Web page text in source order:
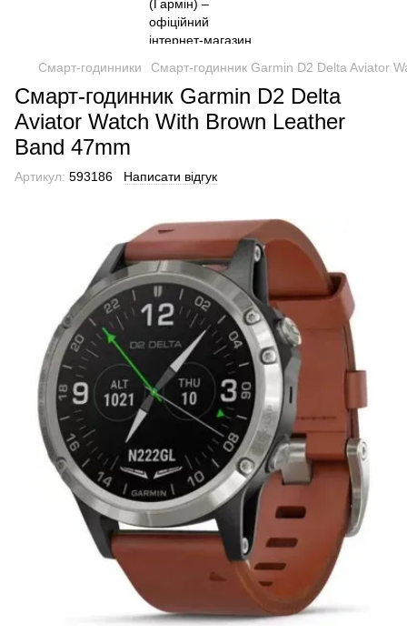
Смарт-годинники Смарт-годинник Garmin D2 Delta Aviator
Смарт-годинник Garmin D2 Delta
Aviator Watch With Brown Leather
Band 47mm
Артикул: 593186 Написати відгук